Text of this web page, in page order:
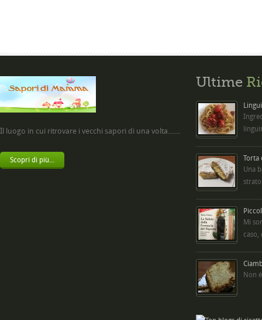
Il luogo in cui ritrovare i vecchi sapori di una volta.......
Scopri di più...
Ultime
Torta
Una
Mi
caso,
Non